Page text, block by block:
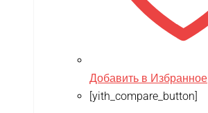
Добавить в Избранное
[yith_compare_button]